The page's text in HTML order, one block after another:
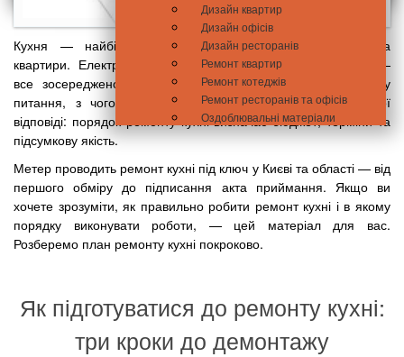
Дизайн квартир
Дизайн офісів
Дизайн ресторанів
Ремонт квартир
Ремонт котеджів
Ремонт ресторанів та офісів
Оздоблювальні матеріали
Кухня — найбільш навантажена за комунікаціями зона
квартири. Електрика, водопровід, вентиляція, каналізація —
все зосереджено на 8-15 квадратних метрах. Саме тому
питання, з чого почати ремонт кухні, вимагає конкретної
відповіді: порядок ремонту кухні визначає бюджет, терміни та
підсумкову якість.
Метер проводить ремонт кухні під ключ у Києві та області — від
першого обміру до підписання акта приймання. Якщо ви
хочете зрозуміти, як правильно робити ремонт кухні і в якому
порядку виконувати роботи, — цей матеріал для вас.
Розберемо план ремонту кухні покроково.
Як підготуватися до ремонту кухні:
три кроки до демонтажу